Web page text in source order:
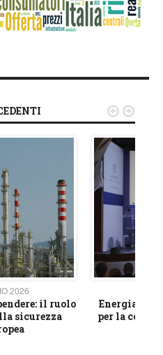
2026
il ruolo
sicurezza
Energia e
per la
 